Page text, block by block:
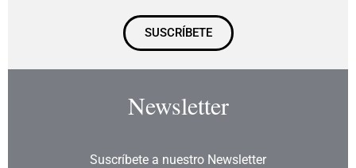
SUSCRÍBETE
Newsletter
Suscríbete a nuestro Newsletter